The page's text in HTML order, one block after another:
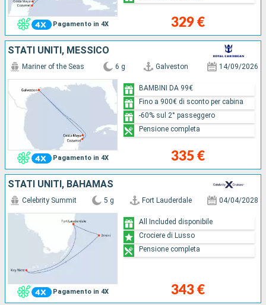
Pagamento in 4X 329 €
STATI UNITI, MESSICO
Pagamento in 4X
Mariner of the Seas 6 g Galveston 14/09/2026
335 €
BAMBINI DA 99€
Fino a 900€ di sconto per cabina
-60% sul 2° passeggero
Pensione completa
STATI UNITI, BAHAMAS
Pagamento in 4X
Celebrity Summit 5 g Fort Lauderdale 04/04/2028
343 €
All Included disponibile
Crociere di Lusso
Pensione completa